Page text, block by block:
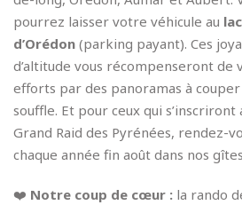
pourrez laisser votre véhicule au lac
d’Orédon (parking payant). Ces
d’altitude vous récompenseront de
efforts par des panoramas à
souffle. Et pour ceux qui s’inscriront
Grand Raid des Pyrénées, rendez-
chaque année fin août dans nos
❤️ Notre coup de cœur : la rando